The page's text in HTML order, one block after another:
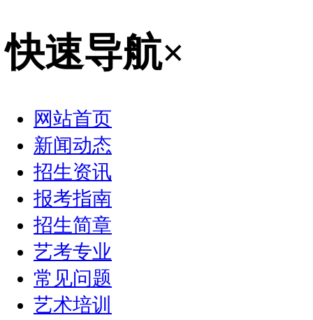
快速导航×
网站首页
新闻动态
招生资讯
报考指南
招生简章
艺考专业
常见问题
艺术培训